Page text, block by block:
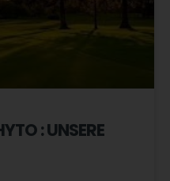
: UNSERE